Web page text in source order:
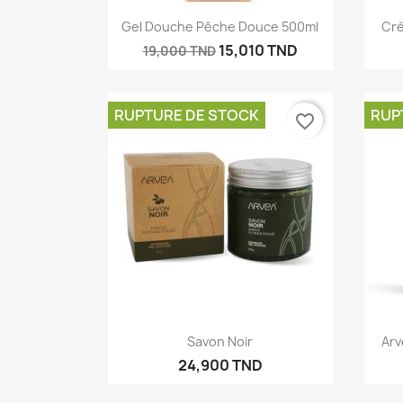
Aperçu rapide
Gel Douche Pêche Douce 500ml
19,000 TND 15,010 TND
Aperçu rapide
Savon Noir
24,900 TND
RUPTURE DE STOCK favorite_border